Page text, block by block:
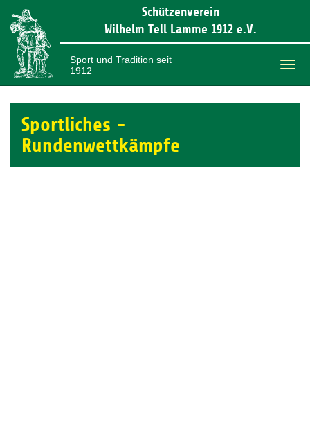
Schützenverein
Wilhelm Tell Lamme 1912 e.V.
Sport und Tradition seit
1912
Sportliches -
Rundenwettkämpfe